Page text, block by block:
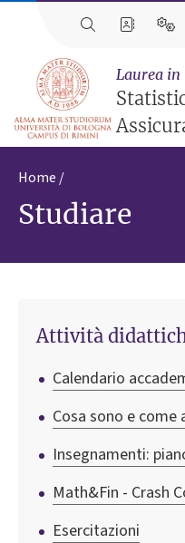
Laurea in
Home
Studiare
Attività
Calendario
Cosa sono e come
Insegnamenti:
Math&Fin - Crash
Esercitazioni